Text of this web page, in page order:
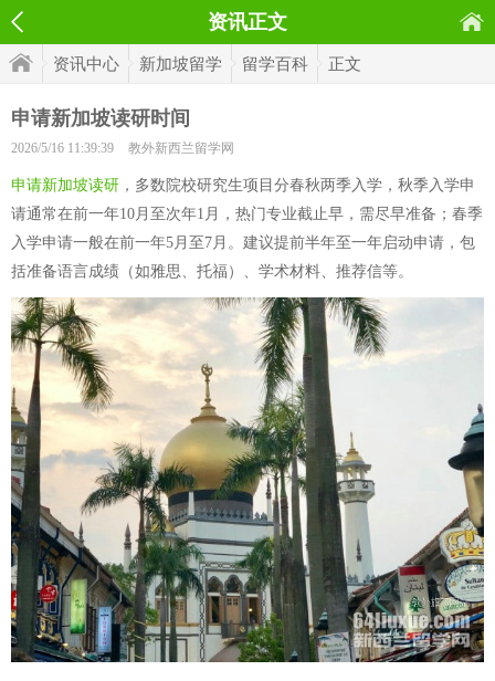
资讯正文
资讯中心 新加坡留学 留学百科 正文
申请新加坡读研时间
2026/5/16 11:39:39 教外新西兰留学网
申请新加坡读研 ，多数院校研究生项目分春秋两季入学，秋季入学申
请通常在前一年10月至次年1月，热门专业截止早，需尽早准备；春季
入学申请一般在前一年5月至7月。建议提前半年至一年启动申请，包
括准备语言成绩（如雅思、托福）、学术材料、推荐信等。